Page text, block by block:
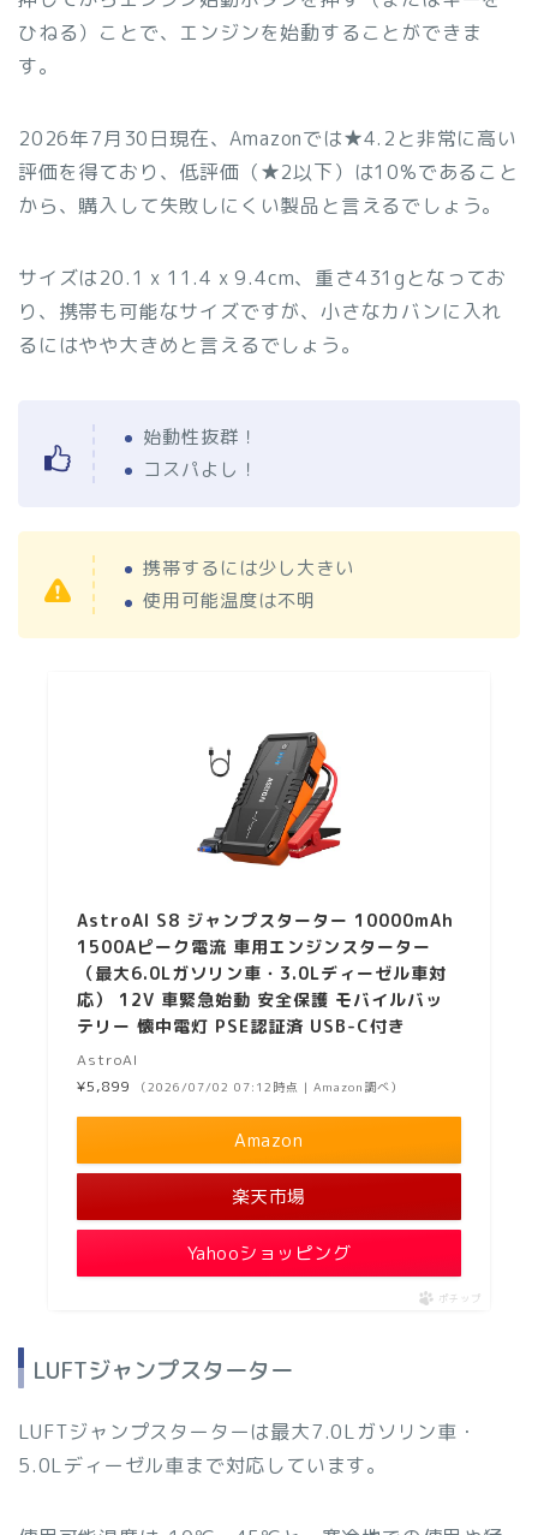
ひねる）ことで、エンジンを始動することができま
す。
2026年7月30日現在、Amazonでは★4.2と非常に高い
評価を得ており、低評価（★2以下）は10%であること
から、購入して失敗しにくい製品と言えるでしょう。
サイズは20.1 x 11.4 x 9.4cm、重さ431gとなってお
り、携帯も可能なサイズですが、小さなカバンに入れ
るにはやや大きめと言えるでしょう。
始動性抜群！
コスパよし！
携帯するには少し大きい
使用可能温度は不明
AstroAI S8 ジャンプスターター 10000mAh
1500Aピーク電流 車用エンジンスターター
（最大6.0Lガソリン車・3.0Lディーゼル車対
応） 12V 車緊急始動 安全保護 モバイルバッ
テリー 懐中電灯 PSE認証済 USB-C付き
AstroAI
¥5,899
（2026/07/02 07:12時点 | Amazon調べ）
Amazon
楽天市場
Yahooショッピング
ポチップ
LUFTジャンプスターター
LUFTジャンプスターターは最大7.0Lガソリン車・
5.0Lディーゼル車まで対応しています。